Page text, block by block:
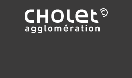
Ville de Cholet